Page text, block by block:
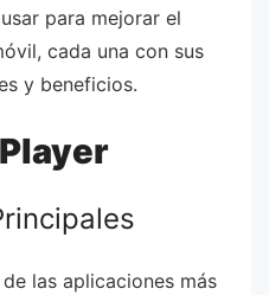
para mejorar el
cada una con sus
y beneficios.
las aplicaciones más